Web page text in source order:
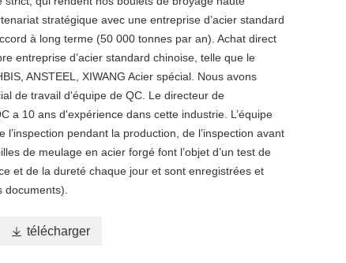
stratégique avec une entreprise d’acier standard
à long terme (50 000 tonnes par an). Achat direct
entreprise d’acier standard chinoise, telle que le
ANSTEEL, XIWANG Acier spécial. Nous avons
de travail d'équipe de QC. Le directeur de
a 10 ans d'expérience dans cette industrie. L’équipe
l’inspection pendant la production, de l’inspection avant
de meulage en acier forgé font l’objet d’un test de
et de la dureté chaque jour et sont enregistrées et
documents).
 télécharger